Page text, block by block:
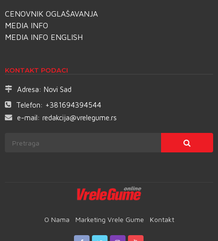
CENOVNIK OGLAŠAVANJA
MEDIA INFO
MEDIA INFO ENGLISH
KONTAKT PODACI
Adresa: Novi Sad
Telefon: +381694394544
e-mail: redakcija@vrelegume.rs
O Nama Marketing Vrele Gume Kontakt